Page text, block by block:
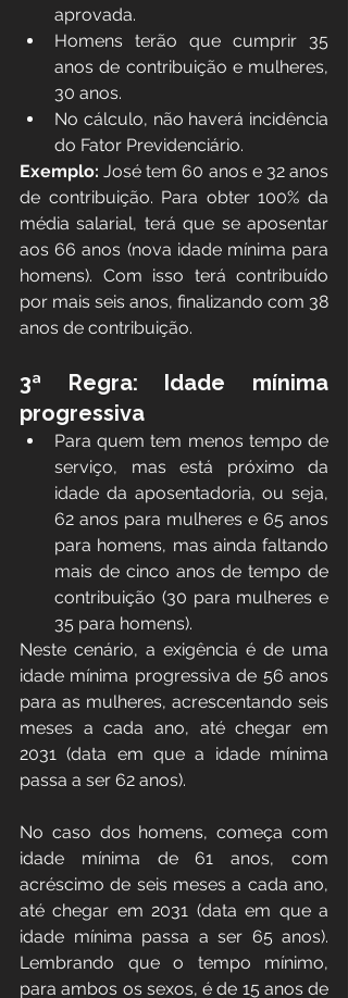
aprovada.
Homens terão que cumprir 35
anos de contribuição e mulheres,
30 anos.
No cálculo, não haverá incidência
do Fator Previdenciário.
Exemplo: José tem 60 anos e 32 anos
de contribuição. Para obter 100% da
média salarial, terá que se aposentar
aos 66 anos (nova idade mínima para
homens). Com isso terá contribuído
por mais seis anos, finalizando com 38
anos de contribuição.
3ª Regra: Idade mínima
progressiva
Para quem tem menos tempo de
serviço, mas está próximo da
idade da aposentadoria, ou seja,
62 anos para mulheres e 65 anos
para homens, mas ainda faltando
mais de cinco anos de tempo de
contribuição (30 para mulheres e
35 para homens).
Neste cenário, a exigência é de uma
idade mínima progressiva de 56 anos
para as mulheres, acrescentando seis
meses a cada ano, até chegar em
2031 (data em que a idade mínima
passa a ser 62 anos).
No caso dos homens, começa com
idade mínima de 61 anos, com
acréscimo de seis meses a cada ano,
até chegar em 2031 (data em que a
idade mínima passa a ser 65 anos).
Lembrando que o tempo mínimo,
para ambos os sexos, é de 15 anos de